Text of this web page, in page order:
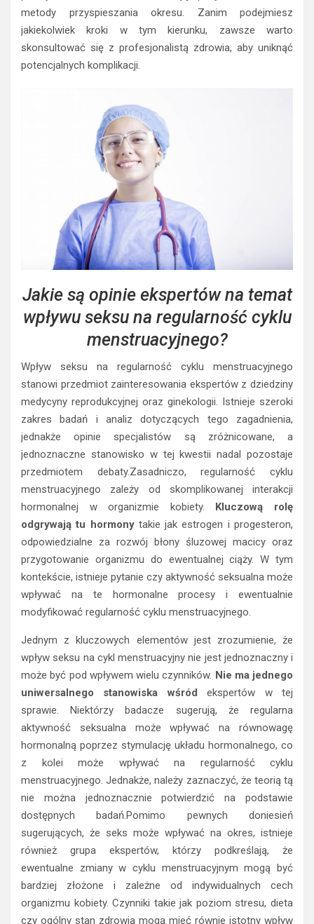
metody przyspieszania okresu. Zanim podejmiesz
jakiekolwiek kroki w tym kierunku, zawsze warto
skonsultować się z profesjonalistą zdrowia, aby uniknąć
potencjalnych komplikacji.
Jakie są opinie ekspertów na temat
wpływu seksu na regularność cyklu
menstruacyjnego?
Wpływ seksu na regularność cyklu menstruacyjnego
stanowi przedmiot zainteresowania ekspertów z dziedziny
medycyny reprodukcyjnej oraz ginekologii. Istnieje szeroki
zakres badań i analiz dotyczących tego zagadnienia,
jednakże opinie specjalistów są zróżnicowane, a
jednoznaczne stanowisko w tej kwestii nadal pozostaje
przedmiotem debaty.Zasadniczo, regularność cyklu
menstruacyjnego zależy od skomplikowanej interakcji
hormonalnej w organizmie kobiety. Kluczową rolę
odgrywają tu hormonytakie jak estrogen i progesteron,
odpowiedzialne za rozwój błony śluzowej macicy oraz
przygotowanie organizmu do ewentualnej ciąży. W tym
kontekście, istnieje pytanie czy aktywność seksualna może
wpływać na te hormonalne procesy i ewentualnie
modyfikować regularność cyklu menstruacyjnego.
Jednym z kluczowych elementów jest zrozumienie, że
wpływ seksu na cykl menstruacyjny nie jest jednoznaczny i
może być pod wpływem wielu czynników. Nie ma jednego
uniwersalnego stanowiska wśród ekspertów w tej
sprawie. Niektórzy badacze sugerują, że regularna
aktywność seksualna może wpływać na równowagę
hormonalną poprzez stymulację układu hormonalnego, co
z kolei może wpływać na regularność cyklu
menstruacyjnego. Jednakże, należy zaznaczyć, że teorią tą
nie można jednoznacznie potwierdzić na podstawie
dostępnych badań.Pomimo pewnych doniesień
sugerujących, że seks może wpływać na okres, istnieje
również grupa ekspertów, którzy podkreślają, że
ewentualne zmiany w cyklu menstruacyjnym mogą być
bardziej złożone i zależne od indywidualnych cech
organizmu kobiety. Czynniki takie jak poziom stresu, dieta
czy ogólny stan zdrowia mogą mieć równie istotny wpływ